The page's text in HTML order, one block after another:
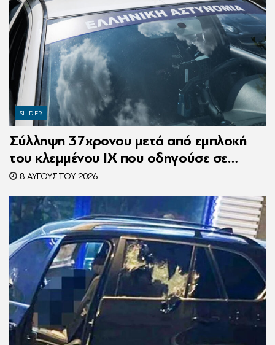
SLIDER
Σύλληψη 37χρονου μετά από εμπλοκή
του κλεμμένου ΙΧ που οδηγούσε σε
τροχαίο
8 ΑΥΓΟΎΣΤΟΥ 2026